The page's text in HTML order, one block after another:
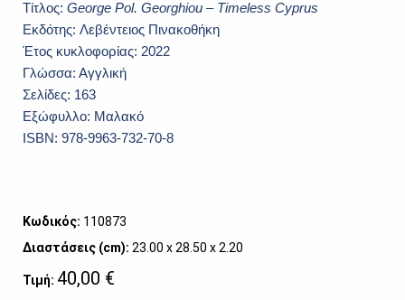
Τίτλος: George Pol. Georghiou – Timeless Cyprus
Εκδότης: Λεβέντειος Πινακοθήκη
Έτος κυκλοφορίας: 2022
Γλώσσα: Αγγλική
Σελίδες: 163
Εξώφυλλο: Μαλακό
ISBN: 978-9963-732-70-8
Κωδικός: 110873
Διαστάσεις (cm): 23.00 x 28.50 x 2.20
Τιμή: 40,00 €